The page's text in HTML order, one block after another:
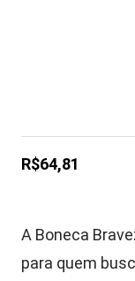
R$64,81
A Boneca
para quem